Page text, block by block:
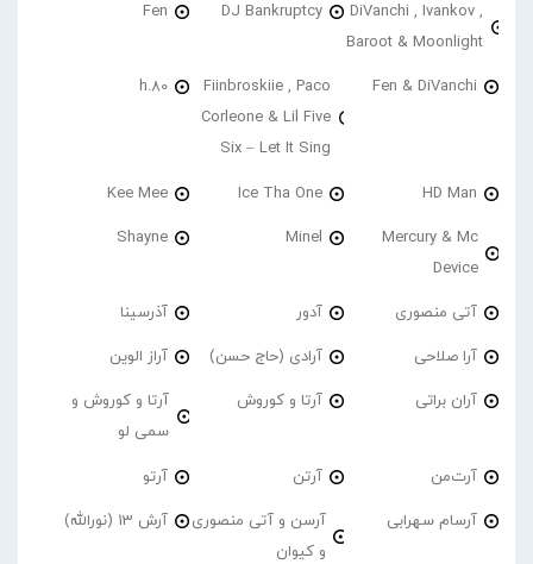
DiVanchi , Ivankov ,
Baroot & Moonlight
DJ Bankruptcy
Fen
Fen & DiVanchi
Fiinbroskiie , Paco
Corleone & Lil Five
Six – Let It Sing
h.80
HD Man
Ice Tha One
Kee Mee
Mercury & Mc
Device
Minel
Shayne
آتی منصوری آدور آذرسینا
آرا صلاحی آرادی (حاج حسن) آراز الوین
آران براتی آرتا و کوروش
آرتا و کوروش و
سمی لو
آرت‌من آرتن آرتو
آرسام سهرابی
آرسن و آتی منصوری
و کیوان
آرش 13 (نورالله)